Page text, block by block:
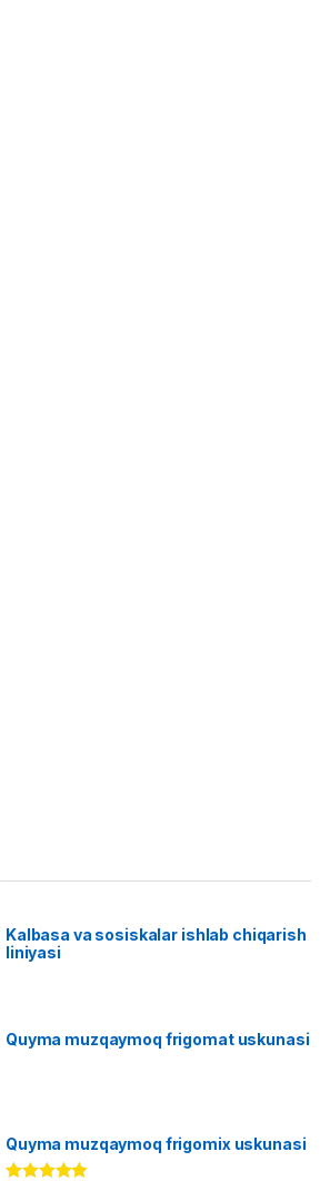
Kalbasa va sosiskalar ishlab chiqarish
liniyasi
Quyma muzqaymoq frigomat uskunasi
Quyma muzqaymoq frigomix uskunasi